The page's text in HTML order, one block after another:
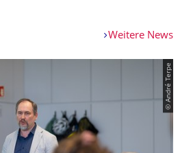
Weitere News
© André Terpe